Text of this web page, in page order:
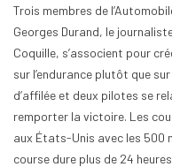
Trois membres de
Georges Durand, le
Coquille, s’associent pour
sur l’endurance plutôt que
d’affilée et deux pilotes se
remporter la victoire. Les
aux États-Unis avec les 500
course dure plus de 24